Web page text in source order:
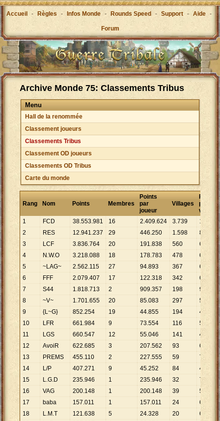
Accueil - Règles - Infos Monde - Rounds Speed - Support - Aide -
Forum
Archive Monde 75: Classements Tribus
Menu
Hall de la renommée
Classement joueurs
Classements Tribus
Classement OD joueurs
Classements OD Tribus
Carte du monde
Rang Nom Points Membres
Points
par
joueur
Villages
Points
par
village
1
FCD 38.553.981 16 2.409.624 3.739 10
2
RES 12.941.237 29 446.250 1.598 8
3
LCF 3.836.764 20 191.838 560 6
851
4
N.W.O 3.218.088 18 178.783 478 6 .
5
~LAG~ 2.562.115 27 94.893 367 6
981
6
FFF 2.079.407 17 122.318 342 6.
7
S44 1.818.713 2 909.357 198 9
185
8
~V~ 1.701.655 20 85.083 297 5
9
{L~G} 852.254 19 44.855 194 4. 393
10
LFR 661.984 9 73.554 116 5
707
11
LGS 660.547 12 55.046 141 4
12
AvoiR 622.685 3 207.562 93 6
696
13
PREMS 455.110 2 227.555 59 7
14
L/P 407.271 9 45.252 84 4
15
L.G.D 235.946 1 235.946 32 7.
16
VAG 200.148 1 200.148 39 5
132
17
baba 157.011 1 157.011 24 6 .
18
L.M.T 121.638 5 24.328 20 6